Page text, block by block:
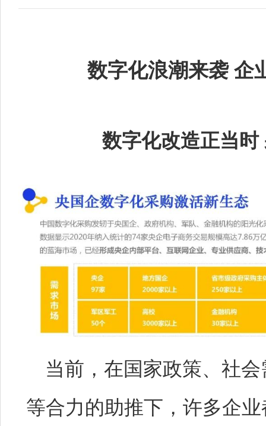
数字化浪潮来袭 企
数字化改造正当时
当前，在国家政策、社
等合力的助推下，许多企